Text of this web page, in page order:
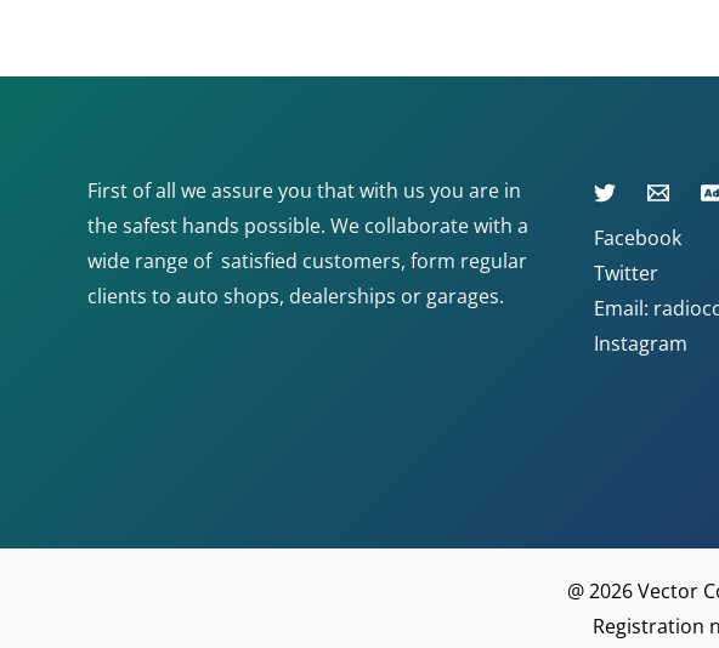
First of all we assure you that with us you are in
the safest hands possible. We collaborate with a
wide range of satisfied customers, form regular
clients to auto shops, dealerships or garages.
Facebook
Twitter
Email:
Instagram
@ 2026 Vector
Registration